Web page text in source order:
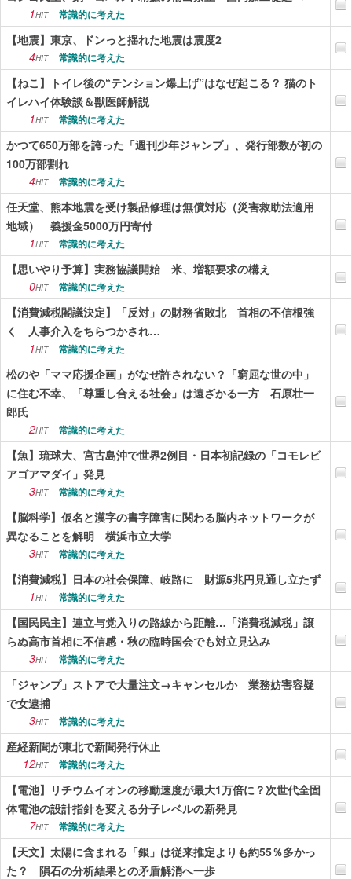
1HIT 常識的に考えた
【地震】東京、ドンっと揺れた地震は震度2
4HIT 常識的に考えた
【ねこ】トイレ後の“テンション爆上げ”はなぜ起こる？ 猫のト
イレハイ体験談＆獣医師解説
1HIT 常識的に考えた
かつて650万部を誇った「週刊少年ジャンプ」、発行部数が初の
100万部割れ
4HIT 常識的に考えた
任天堂、熊本地震を受け製品修理は無償対応（災害救助法適用
地域） 義援金5000万円寄付
1HIT 常識的に考えた
【思いやり予算】実務協議開始 米、増額要求の構え
0HIT 常識的に考えた
【消費減税閣議決定】「反対」の財務省敗北 首相の不信根強
く 人事介入をちらつかされ…
1HIT 常識的に考えた
松のや「ママ応援企画」がなぜ許されない？「窮屈な世の中」
に住む不幸、「尊重し合える社会」は遠ざかる一方 石原壮一
郎氏
2HIT 常識的に考えた
【魚】琉球大、宮古島沖で世界2例目・日本初記録の「コモレビ
アゴアマダイ」発見
3HIT 常識的に考えた
【脳科学】仮名と漢字の書字障害に関わる脳内ネットワークが
異なることを解明 横浜市立大学
3HIT 常識的に考えた
【消費減税】日本の社会保障、岐路に 財源5兆円見通し立たず
1HIT 常識的に考えた
【国民民主】連立与党入りの路線から距離…「消費税減税」譲
らぬ高市首相に不信感・秋の臨時国会でも対立見込み
3HIT 常識的に考えた
「ジャンプ」ストアで大量注文→キャンセルか 業務妨害容疑
で女逮捕
3HIT 常識的に考えた
産経新聞が東北で新聞発行休止
12HIT 常識的に考えた
【電池】リチウムイオンの移動速度が最大1万倍に？次世代全固
体電池の設計指針を変える分子レベルの新発見
7HIT 常識的に考えた
【天文】太陽に含まれる「銀」は従来推定よりも約55％多かっ
た？ 隕石の分析結果との矛盾解消へ一歩